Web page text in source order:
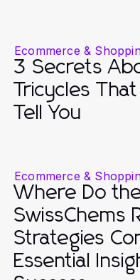
Ecommerce &
3 Secrets
Tricycles
Tell You
Ecommerce &
Where Do
SwissChems
Strategies
Essential